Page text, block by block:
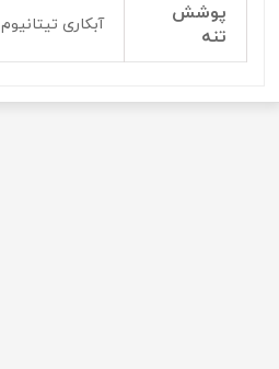
پوشش
تنه
آبکاری تیتانیوم PVD